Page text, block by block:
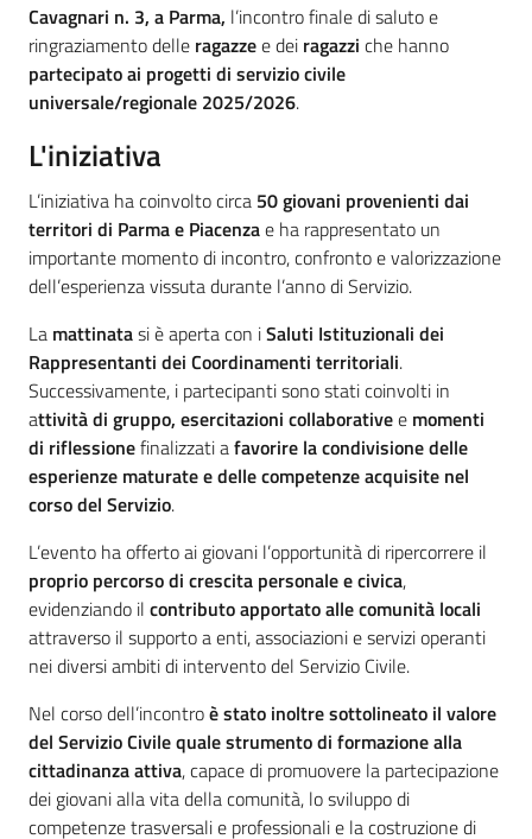
Cavagnari n. 3, a Parma, l’incontro finale di saluto e
ringraziamento delle ragazzee dei ragazzi che hanno
partecipato ai progetti di servizio civile
universale/regionale 2025/2026.
L'iniziativa
L’iniziativa ha coinvolto circa 50 giovani provenienti dai
territori di Parma e Piacenzae ha rappresentato un
importante momento di incontro, confronto e valorizzazione
dell’esperienza vissuta durante l’anno di Servizio.
La mattinatasi è aperta con iSaluti Istituzionali dei
Rappresentanti dei Coordinamenti territoriali.
Successivamente, i partecipanti sono stati coinvolti in
attività di gruppo, esercitazioni collaborativee momenti
di riflessionefinalizzati afavorire la condivisione delle
esperienze maturate e delle competenze acquisite nel
corso del Servizio.
L’evento ha offerto ai giovani l’opportunità di ripercorrere il
proprio percorso di crescita personale e civica,
evidenziando il contributo apportato alle comunità locali
attraverso il supporto a enti, associazioni e servizi operanti
nei diversi ambiti di intervento del Servizio Civile.
Nel corso dell’incontroè stato inoltre sottolineato il valore
del Servizio Civilequale strumento di formazione alla
cittadinanza attiva, capace di promuovere la partecipazione
dei giovani alla vita della comunità, lo sviluppo di
competenze trasversali e professionali e la costruzione di